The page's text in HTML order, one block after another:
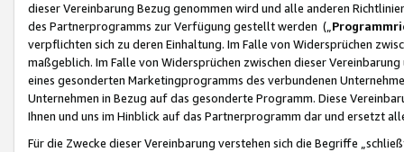
dieser Vereinbarung Bezug genommen wird und alle anderen
des Partnerprogramms zur Verfügung gestellt werden („
verpflichten sich zu deren Einhaltung. Im Falle von Widersprüchen
maßgeblich. Im Falle von Widersprüchen zwischen dieser
eines gesonderten Marketingprogramms des verbundenen
Unternehmen in Bezug auf das gesonderte Programm. Diese
Ihnen und uns im Hinblick auf das Partnerprogramm dar und ersetzt
Für die Zwecke dieser Vereinbarung verstehen sich die Begriffe